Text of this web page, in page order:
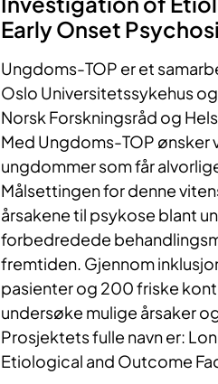
Early Ons​​​​et
Ungdoms-TOP er et
Oslo Universitetssykehus
Norsk Forskningsråd og
Med Ungdoms-TOP ønsker
ungdommer som får
Målsettingen for denne
årsakene til psykose blant
forbedredede
fremtiden. Gjennom
pasienter og 200 friske
undersøke mulige årsaker
Prosjektets fulle navn er:
Etiological and Outcome